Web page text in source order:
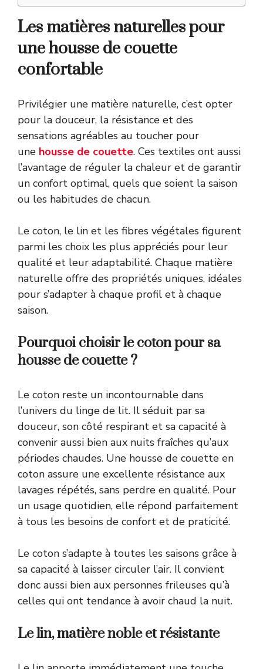
Les matières naturelles pour
une housse de couette
confortable
Privilégier une matière naturelle, c’est opter
pour la douceur, la résistance et des
sensations agréables au toucher pour
une housse de couette. Ces textiles ont aussi
l’avantage de réguler la chaleur et de garantir
un confort optimal, quels que soient la saison
ou les habitudes de chacun.
Le coton, le lin et les fibres végétales figurent
parmi les choix les plus appréciés pour leur
qualité et leur adaptabilité. Chaque matière
naturelle offre des propriétés uniques, idéales
pour s’adapter à chaque profil et à chaque
saison.
Pourquoi choisir le coton pour sa
housse de couette ?
Le coton reste un incontournable dans
l’univers du linge de lit. Il séduit par sa
douceur, son côté respirant et sa capacité à
convenir aussi bien aux nuits fraîches qu’aux
périodes chaudes. Une housse de couette en
coton assure une excellente résistance aux
lavages répétés, sans perdre en qualité. Pour
un usage quotidien, elle répond parfaitement
à tous les besoins de confort et de praticité.
Le coton s’adapte à toutes les saisons grâce à
sa capacité à laisser circuler l’air. Il convient
donc aussi bien aux personnes frileuses qu’à
celles qui ont tendance à avoir chaud la nuit.
Le lin, matière noble et résistante